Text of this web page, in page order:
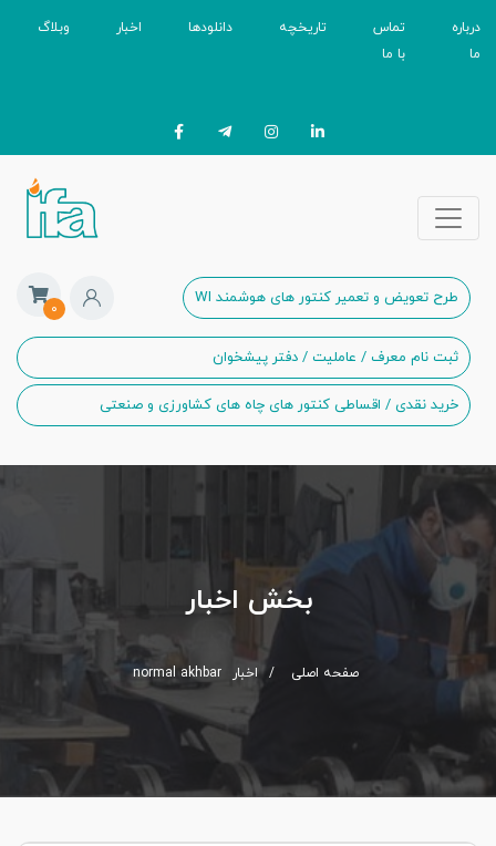
درباره
ما
تماس
با ما
تاریخچه دانلودها اخبار وبلاگ
۰
طرح تعویض و تعمیر کنتور های هوشمند WI
ثبت نام معرف / عاملیت / دفتر پیشخوان
خرید نقدی / اقساطی کنتور های چاه های کشاورزی و صنعتی
بخش اخبار
صفحه اصلی / اخبار normal akhbar